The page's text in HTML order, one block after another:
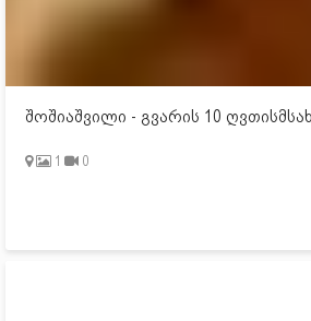
შოშიაშვილი - გვარის 10
1 0